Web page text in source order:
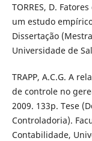
TORRES, D.
um estudo
Dissertação
Universidade de
TRAPP, A.C.G. A
de controle no
2009. 133p. Tese
Controladoria).
Contabilidade,